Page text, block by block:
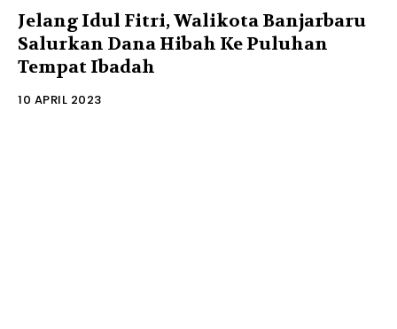
Jelang Idul Fitri, Walikota Banjarbaru
Salurkan Dana Hibah Ke Puluhan
Tempat Ibadah
10 APRIL 2023